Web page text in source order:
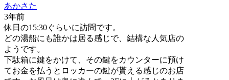
あかさた
3年前
休日の15:30ぐらいに訪問です。
どの湯船にも誰かは居る感じで、結構な人気店の
ようです。
下駄箱に鍵をかけて、その鍵をカウンターに預け
てお金を払うとロッカーの鍵が貰える感じのお店